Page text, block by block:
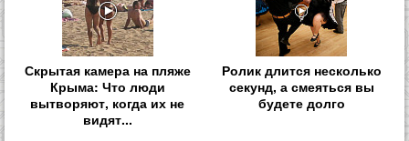
Скрытая камера на пляже
Крыма: Что люди
вытворяют, когда их не
видят...
Ролик длится несколько
секунд, а смеяться вы
будете долго